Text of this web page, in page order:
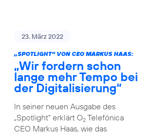
23. März 2022
„SPOTLIGHT“ VON CEO MARKUS HAAS:
„Wir fordern schon
lange mehr Tempo bei
der Digitalisierung“
In seiner neuen Ausgabe des
„Spotlight“ erklärt O2Telefónica
CEO Markus Haas, wie das